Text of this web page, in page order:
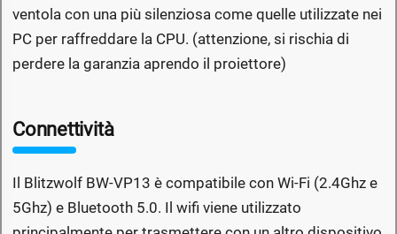
ventola con una più silenziosa come quelle utilizzate nei
PC per raffreddare la CPU. (attenzione, si rischia di
perdere la garanzia aprendo il proiettore)
Connettività
Il Blitzwolf BW-VP13 è compatibile con Wi-Fi (2.4Ghz e
5Ghz) e Bluetooth 5.0. Il wifi viene utilizzato